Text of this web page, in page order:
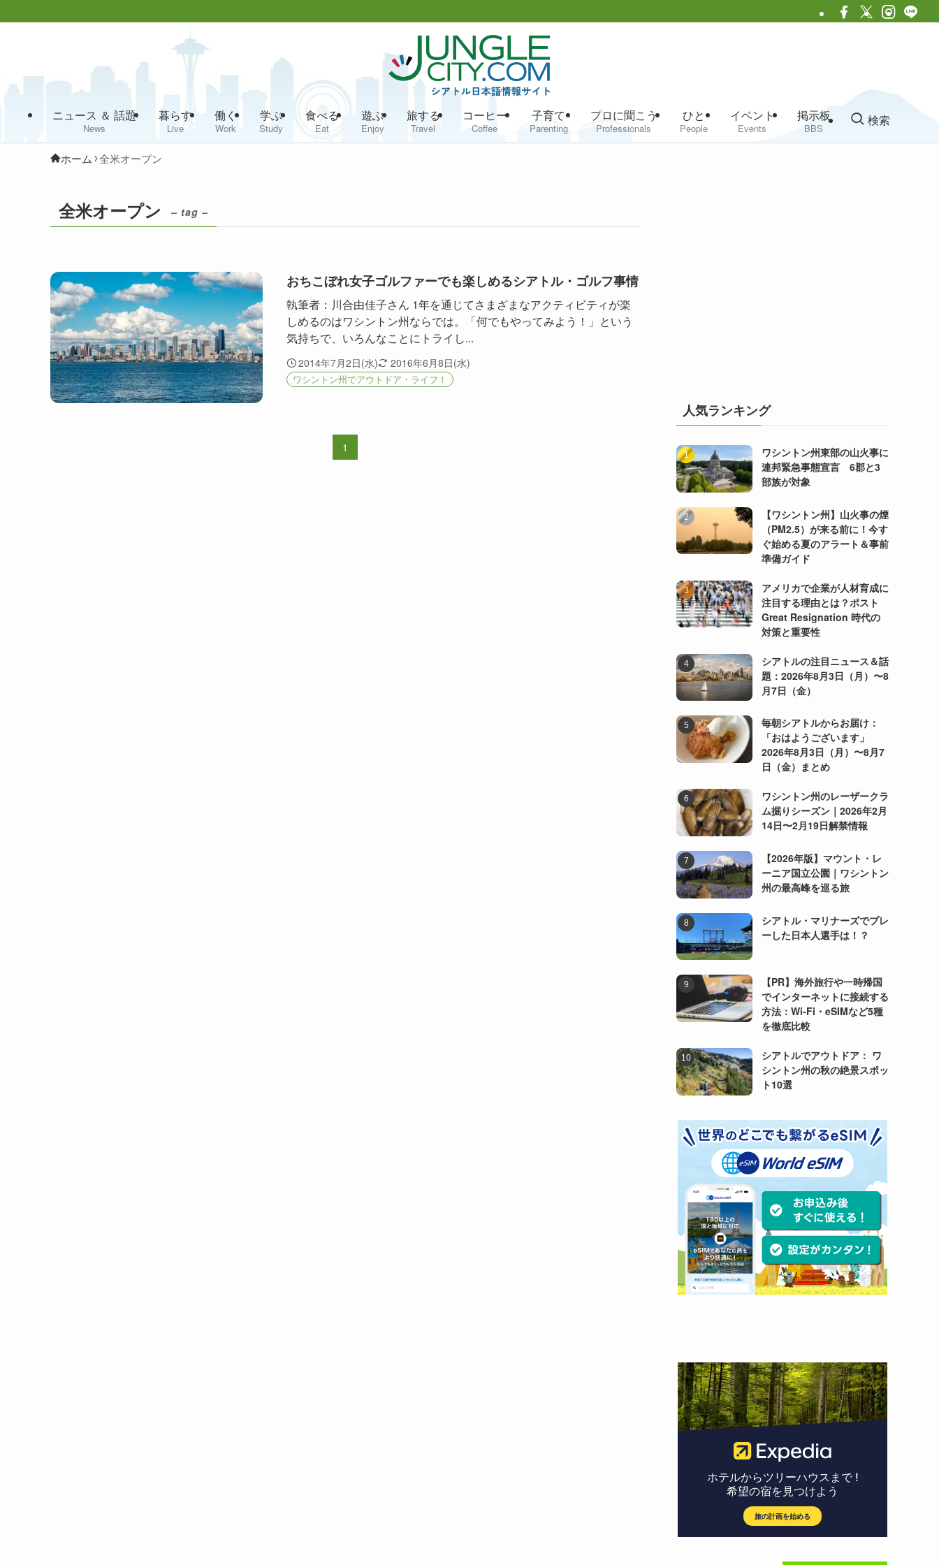
ニュース ＆ 話題
News
暮らす
Live
働く
Work
学ぶ
Study
食べる
Eat
遊ぶ
Enjoy
旅する
Travel
コーヒー
Coffee
子育て
Parenting
プロに聞こう
Professionals
ひと
People
イベント
Events
掲示板
BBS
検索
ホーム 全米オープン
全米オープン – tag –
おちこぼれ女子ゴルファーでも楽しめるシアトル・ゴルフ事情
執筆者：川合由佳子さん 1年を通じてさまざまなアクティビティが楽
しめるのはワシントン州ならでは。「何でもやってみよう！」という
気持ちで、いろんなことにトライし...
2014年7月2日(水) 2016年6月8日(水)
ワシントン州でアウトドア・ライフ！
1
人気ランキング
ワシントン州東部の山火事に
連邦緊急事態宣言 6郡と3
部族が対象
【ワシントン州】山火事の煙
（PM2.5）が来る前に！今す
ぐ始める夏のアラート＆事前
準備ガイド
アメリカで企業が人材育成に
注目する理由とは？ポスト
Great Resignation 時代の
対策と重要性
シアトルの注目ニュース＆話
題：2026年8月3日（月）〜8
月7日（金）
毎朝シアトルからお届け：
「おはようございます」
2026年8月3日（月）〜8月7
日（金）まとめ
ワシントン州のレーザークラ
ム掘りシーズン｜2026年2月
14日〜2月19日解禁情報
【2026年版】マウント・レ
ーニア国立公園｜ワシントン
州の最高峰を巡る旅
シアトル・マリナーズでプレ
ーした日本人選手は！？
【PR】海外旅行や一時帰国
でインターネットに接続する
方法：Wi-Fi・eSIMなど5種
を徹底比較
シアトルでアウトドア： ワ
シントン州の秋の絶景スポッ
ト10選